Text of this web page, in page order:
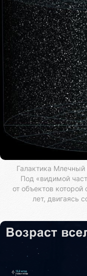
Галактика
Под «видимой
от объектов
лет, двигаясь